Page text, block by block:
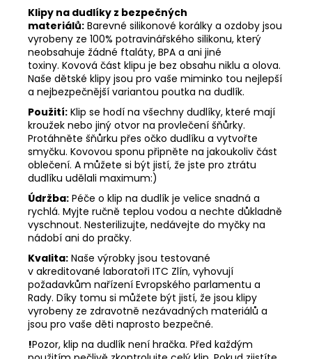
Klipy na dudlíky z bezpečných
materiálů: Barevné silikonové korálky a ozdoby jsou
vyrobeny ze 100% potravinářského silikonu, který
neobsahuje žádné ftaláty, BPA a ani jiné
toxiny. Kovová část klipu je bez obsahu niklu a olova.
Naše dětské klipy jsou pro vaše miminko tou nejlepší
a nejbezpečnější variantou poutka na dudlík.
Použití: Klip se hodí na všechny dudlíky, které mají
kroužek nebo jiný otvor na provlečení šňůrky.
Protáhněte šňůrku přes očko dudlíku a vytvořte
smyčku. Kovovou sponu připněte na jakoukoliv část
oblečení. A můžete si být jistí, že jste pro ztrátu
dudlíku udělali maximum:)
Údržba: Péče o klip na dudlík je velice snadná a
rychlá. Myjte ručně teplou vodou a nechte důkladně
vyschnout. Nesterilizujte, nedávejte do myčky na
nádobí ani do pračky.
Kvalita: Naše výrobky jsou testované
v akreditované laboratoři ITC Zlín, vyhovují
požadavkům nařízení Evropského parlamentu a
Rady. Díky tomu si můžete být jistí, že jsou klipy
vyrobeny ze zdravotně nezávadných materiálů a
jsou pro vaše děti naprosto bezpečné.
!Pozor, klip na dudlík není hračka. Před každým